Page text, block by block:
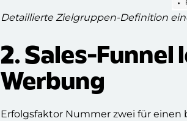
Detaillierte Zielgruppen-Definition
2. Sales-Funnel
Werbung
Erfolgsfaktor Nummer zwei für einen